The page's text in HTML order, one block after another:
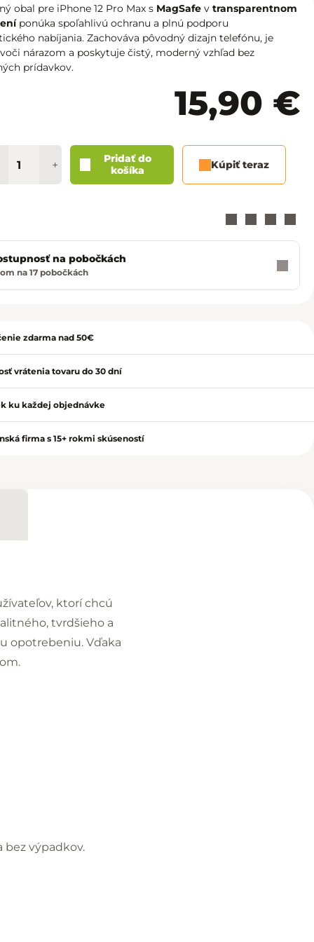
Košice - Žižkova 13 02/20 60 00 88
Martin - TULIP
02/20 60 00 67
Prešov - Eperia 02/20 60 00 70
Trnava - City Arena
obal pre iPhone 12 Pro Max s MagSafe v transparentnom
ponúka spoľahlivú ochranu a plnú podporu
nabíjania. Zachováva pôvodný dizajn telefónu, je
nárazom a poskytuje čistý, moderný vzhľad bez
prídavkov.
15,90 €
+
Pridať do
košíka
Kúpiť teraz
na pobočkách
na 17 pobočkách
zdarma nad 50€
vrátenia tovaru do 30 dní
ku každej objednávke
firma s 15+ rokmi skúseností
ktorí chcú
tvrdšieho a
opotrebeniu. Vďaka
bez výpadkov.